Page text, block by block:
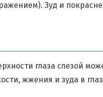
Зуд и
глаза слезой
жжения и зуда в